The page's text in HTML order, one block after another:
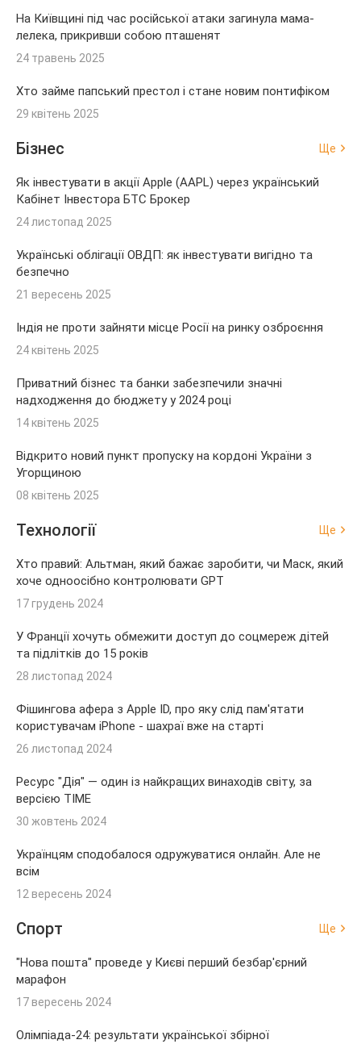
На Київщині під час російської атаки загинула мама-
лелека, прикривши собою пташенят
24 травень 2025
Хто займе папський престол і стане новим понтифіком
29 квітень 2025
Бізнес Ще
Як інвестувати в акції Apple (AAPL) через український
Кабінет Інвестора БТС Брокер
24 листопад 2025
Українські облігації ОВДП: як інвестувати вигідно та
безпечно
21 вересень 2025
Індія не проти зайняти місце Росії на ринку озброєння
24 квітень 2025
Приватний бізнес та банки забезпечили значні
надходження до бюджету у 2024 році
14 квітень 2025
Відкрито новий пункт пропуску на кордоні України з
Угорщиною
08 квітень 2025
Технології Ще
Хто правий: Альтман, який бажає заробити, чи Маск, який
хоче одноосібно контролювати GPT
17 грудень 2024
У Франції хочуть обмежити доступ до соцмереж дітей
та підлітків до 15 років
28 листопад 2024
Фішингова афера з Apple ID, про яку слід пам'ятати
користувачам iPhone - шахраї вже на старті
26 листопад 2024
Ресурс "Дія" — один із найкращих винаходів світу, за
версією TIME
30 жовтень 2024
Українцям сподобалося одружуватися онлайн. Але не
всім
12 вересень 2024
Спорт Ще
"Нова пошта" проведе у Києві перший безбар'єрний
марафон
17 вересень 2024
Олімпіада-24: результати української збірної